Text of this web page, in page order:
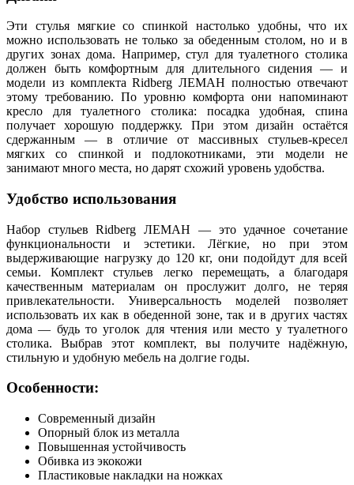
Эти стулья мягкие со спинкой настолько удобны, что их
можно использовать не только за обеденным столом, но и в
других зонах дома. Например, стул для туалетного столика
должен быть комфортным для длительного сидения — и
модели из комплекта Ridberg ЛЕМАН полностью отвечают
этому требованию. По уровню комфорта они напоминают
кресло для туалетного столика: посадка удобная, спина
получает хорошую поддержку. При этом дизайн остаётся
сдержанным — в отличие от массивных стульев‑кресел
мягких со спинкой и подлокотниками, эти модели не
занимают много места, но дарят схожий уровень удобства.
Удобство использования
Набор стульев Ridberg ЛЕМАН — это удачное сочетание
функциональности и эстетики. Лёгкие, но при этом
выдерживающие нагрузку до 120 кг, они подойдут для всей
семьи. Комплект стульев легко перемещать, а благодаря
качественным материалам он прослужит долго, не теряя
привлекательности. Универсальность моделей позволяет
использовать их как в обеденной зоне, так и в других частях
дома — будь то уголок для чтения или место у туалетного
столика. Выбрав этот комплект, вы получите надёжную,
стильную и удобную мебель на долгие годы.
Особенности:
Современный дизайн
Опорный блок из металла
Повышенная устойчивость
Обивка из экокожи
Пластиковые накладки на ножках